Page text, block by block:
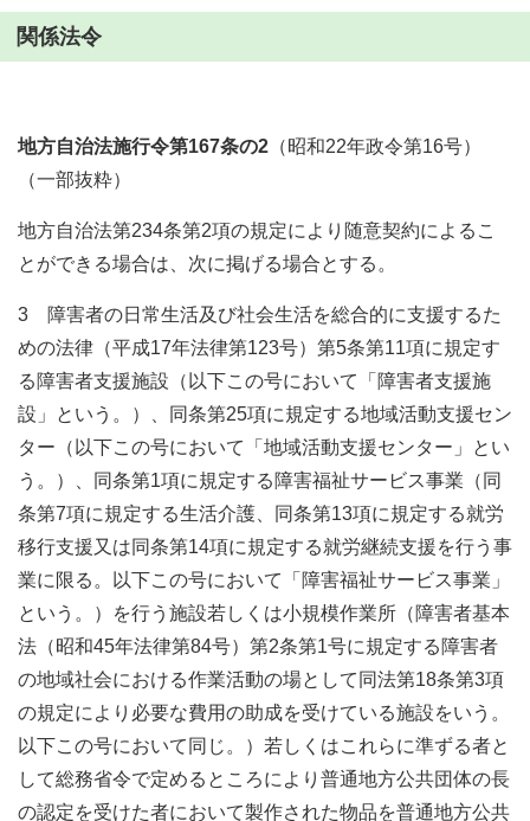
関係法令
地方自治法施行令第167条の2 （昭和22年政令第16号）
（一部抜粋）
地方自治法第234条第2項の規定により随意契約によるこ
とができる場合は、次に掲げる場合とする。
3 障害者の日常生活及び社会生活を総合的に支援するた
めの法律（平成17年法律第123号）第5条第11項に規定す
る障害者支援施設（以下この号において「障害者支援施
設」という。）、同条第25項に規定する地域活動支援セン
ター（以下この号において「地域活動支援センター」とい
う。）、同条第1項に規定する障害福祉サービス事業（同
条第7項に規定する生活介護、同条第13項に規定する就労
移行支援又は同条第14項に規定する就労継続支援を行う事
業に限る。以下この号において「障害福祉サービス事業」
という。）を行う施設若しくは小規模作業所（障害者基本
法（昭和45年法律第84号）第2条第1号に規定する障害者
の地域社会における作業活動の場として同法第18条第3項
の規定により必要な費用の助成を受けている施設をいう。
以下この号において同じ。）若しくはこれらに準ずる者と
して総務省令で定めるところにより普通地方公共団体の長
の認定を受けた者において製作された物品を普通地方公共